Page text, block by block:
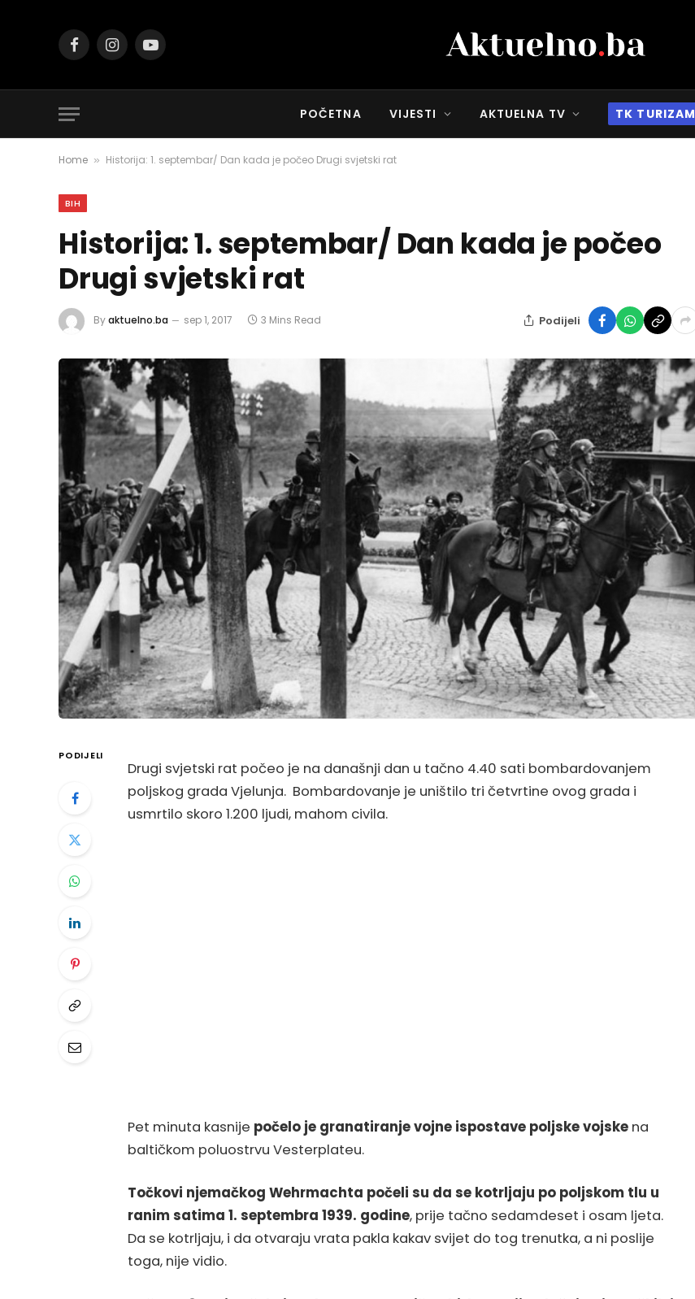
FacebookInstagramYouTube
POČETNA VIJESTI AKTUELNA TV TK TURIZAM
Home » Historija: 1. septembar/ Dan kada je počeo Drugi svjetski rat
BIH
Historija: 1. septembar/ Dan kada je počeo
Drugi svjetski rat
Byaktuelno.ba sep 1, 2017 3 Mins Read Podijeli
PODIJELI
Drugi svjetski rat počeo je na današnji dan u tačno 4.40 sati bombardovanjem
poljskog grada Vjelunja. Bombardovanje je uništilo tri četvrtine ovog grada i
usmrtilo skoro 1.200 ljudi, mahom civila.
Pet minuta kasnije počelo je granatiranje vojne ispostave poljske vojske na
baltičkom poluostrvu Vesterplateu.
Točkovi njemačkog Wehrmachta počeli su da se kotrljaju po poljskom tlu u
ranim satima 1. septembra 1939. godine, prije tačno sedamdeset i osam ljeta.
Da se kotrljaju, i da otvaraju vrata pakla kakav svijet do tog trenutka, a ni poslije
toga, nije vidio.